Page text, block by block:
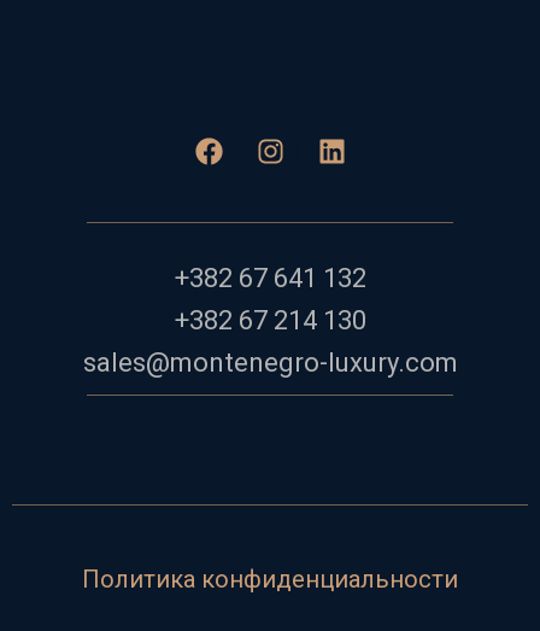
+382 67 641 132
+382 67 214 130
sales@montenegro-luxury.com
Политика конфиденциальности